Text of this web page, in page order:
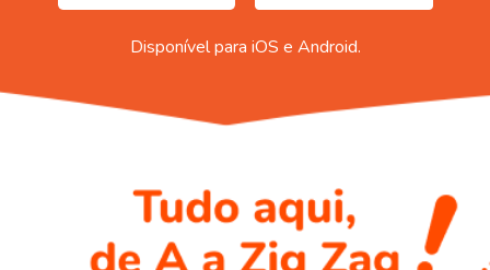
Disponível para iOS e Android.